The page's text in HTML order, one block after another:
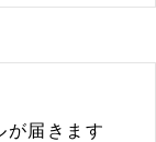
が届きます